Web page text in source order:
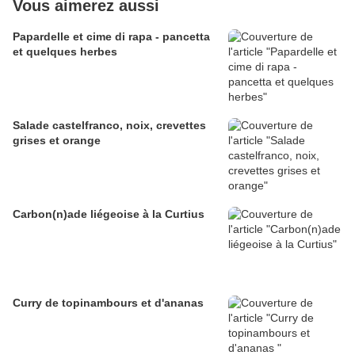
Vous aimerez aussi
Papardelle et cime di rapa - pancetta
et quelques herbes
Salade castelfranco, noix, crevettes
grises et orange
Carbon(n)ade liégeoise à la Curtius
Curry de topinambours et d'ananas